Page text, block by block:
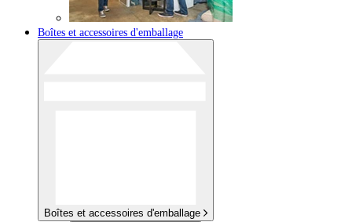
Boîtes et accessoires d'emballage
Boîtes et accessoires d'emballage